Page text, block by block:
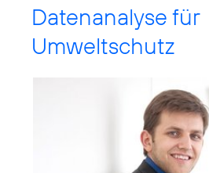
Datenanalyse für
Umweltschutz